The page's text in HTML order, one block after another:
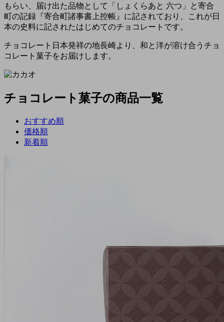
もらい、届け出た品物として「しょくらあと 六つ」と寄合
町の記録『寄合町諸事書上控帳』に記されており、これが日
本の史料に記されたはじめてのチョコレートです。
チョコレート日本発祥の地長崎より、和と洋が溶け合うチョ
コレート菓子をお届けします。
チョコレート菓子の商品一覧
おすすめ順
価格順
新着順